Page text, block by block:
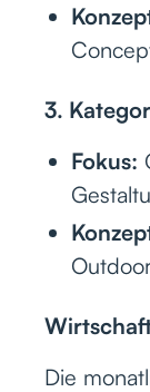
3.
Fokus:
Die